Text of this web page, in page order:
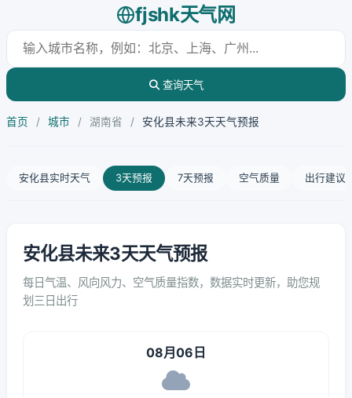
fjshk天气网
查询天气
首页 / 城市 / 湖南省 / 安化县未来3天天气预报
安化县实时天气 3天预报 7天预报 空气质量 出行建议
安化县未来3天天气预报
每日气温、风向风力、空气质量指数，数据实时更新，助您规
划三日出行
08月06日